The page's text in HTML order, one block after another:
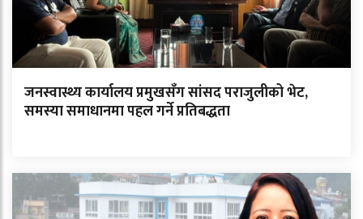
जनस्वास्थ्य कार्यालय प्रमुखसँग सांसद पराजुलीको भेट,
समस्या समाधानमा पहल गर्ने प्रतिबद्धता